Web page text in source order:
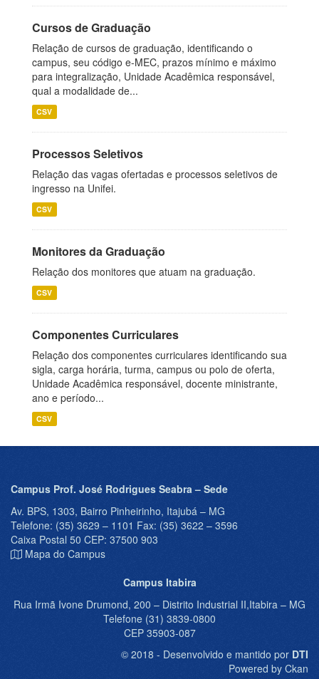
Cursos de Graduação
Relação de cursos de graduação, identificando o
campus, seu código e-MEC, prazos mínimo e máximo
para integralização, Unidade Acadêmica responsável,
qual a modalidade de...
CSV
Processos Seletivos
Relação das vagas ofertadas e processos seletivos de
ingresso na Unifei.
CSV
Monitores da Graduação
Relação dos monitores que atuam na graduação.
CSV
Componentes Curriculares
Relação dos componentes curriculares identificando sua
sigla, carga horária, turma, campus ou polo de oferta,
Unidade Acadêmica responsável, docente ministrante,
ano e período...
CSV
Campus Prof. José Rodrigues Seabra – Sede
Av. BPS, 1303, Bairro Pinheirinho, Itajubá – MG
Telefone: (35) 3629 – 1101 Fax: (35) 3622 – 3596
Caixa Postal 50 CEP: 37500 903
Mapa do Campus
Campus Itabira
Rua Irmã Ivone Drumond, 200 – Distrito Industrial II,Itabira – MG
Telefone (31) 3839-0800
CEP 35903-087
© 2018 - Desenvolvido e mantido por DTI
Powered by Ckan